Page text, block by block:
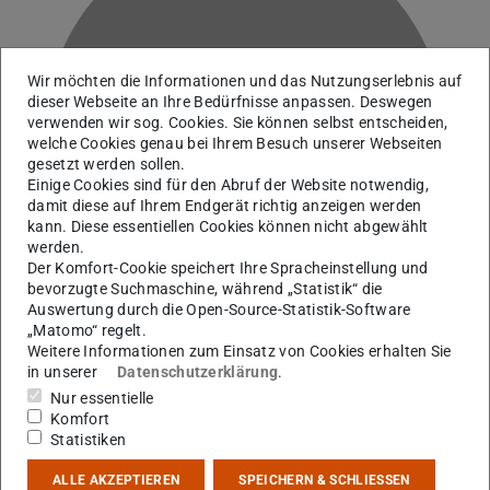
P
AG M. Roth
Studentische Hilfskraft
Wir möchten die Informationen und das Nutzungserlebnis auf
dieser Webseite an Ihre Bedürfnisse anpassen. Deswegen
verwenden wir sog. Cookies. Sie können selbst entscheiden,
welche Cookies genau bei Ihrem Besuch unserer Webseiten
gesetzt werden sollen.
Einige Cookies sind für den Abruf der Website notwendig,
damit diese auf Ihrem Endgerät richtig anzeigen werden
kann. Diese essentiellen Cookies können nicht abgewählt
werden.
Der Komfort-Cookie speichert Ihre Spracheinstellung und
bevorzugte Suchmaschine, während „Statistik“ die
Auswertung durch die Open-Source-Statistik-Software
„Matomo“ regelt.
Weitere Informationen zum Einsatz von Cookies erhalten Sie
in unserer
Datenschutzerklärung.
Nur essentielle
Komfort
Statistiken
ALLE AKZEPTIEREN SPEICHERN & SCHLIESSEN